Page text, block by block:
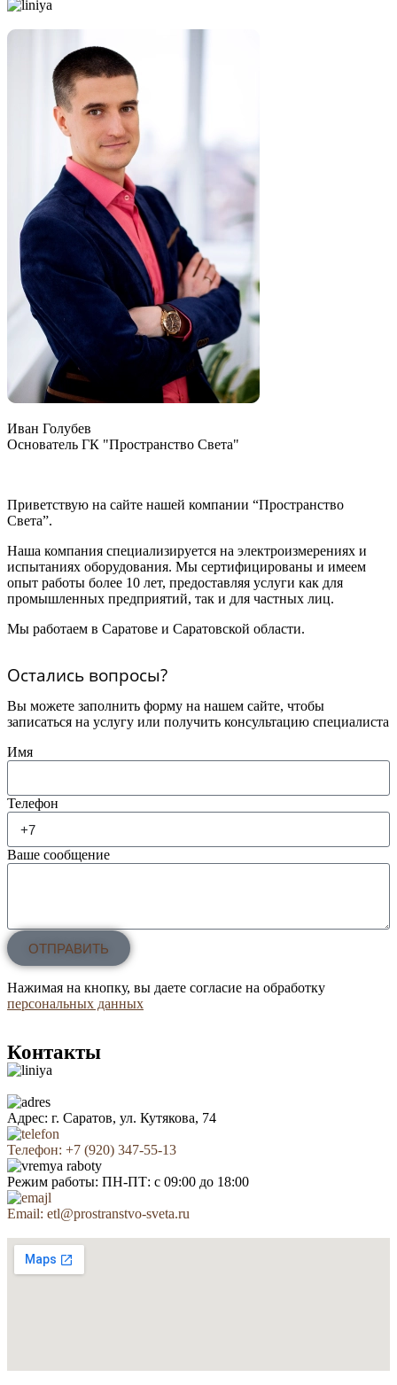
Иван Голубев
Основатель ГК "Пространство Света"
Приветствую на сайте нашей компании “Пространство
Света”.
Наша компания специализируется на электроизмерениях и
испытаниях оборудования. Мы сертифицированы и имеем
опыт работы более 10 лет, предоставляя услуги как для
промышленных предприятий, так и для частных лиц.
Мы работаем в Саратове и Саратовской области.
Остались вопросы?
Вы можете заполнить форму на нашем сайте, чтобы
записаться на услугу или получить консультацию специалиста
Имя
Телефон
Ваше сообщение
ОТПРАВИТЬ
Нажимая на кнопку, вы даете согласие на обработку
персональных данных
Контакты
Адрес: г. Саратов, ул. Кутякова, 74
Телефон: +7 (920) 347-55-13
Режим работы: ПН-ПТ: с 09:00 до 18:00
Email: etl@prostranstvo-sveta.ru